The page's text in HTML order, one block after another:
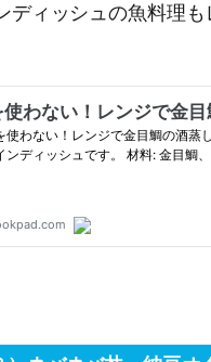
ディッシュの魚料理